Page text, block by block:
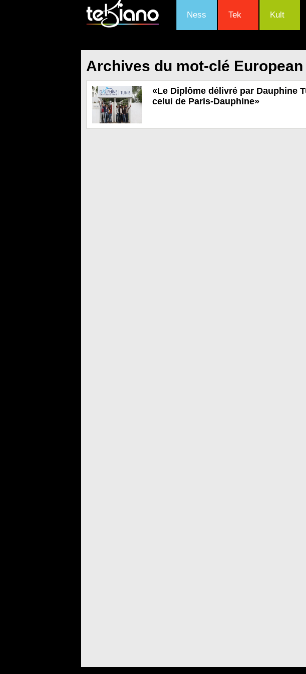
Ness Tek Kult
Archives du mot-clé
«Le Diplôme délivré par Dauphine
celui de Paris-Dauphine»